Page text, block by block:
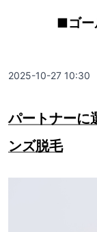
■ゴー
2025-10-27 10:30
パートナーに
ンズ脱毛